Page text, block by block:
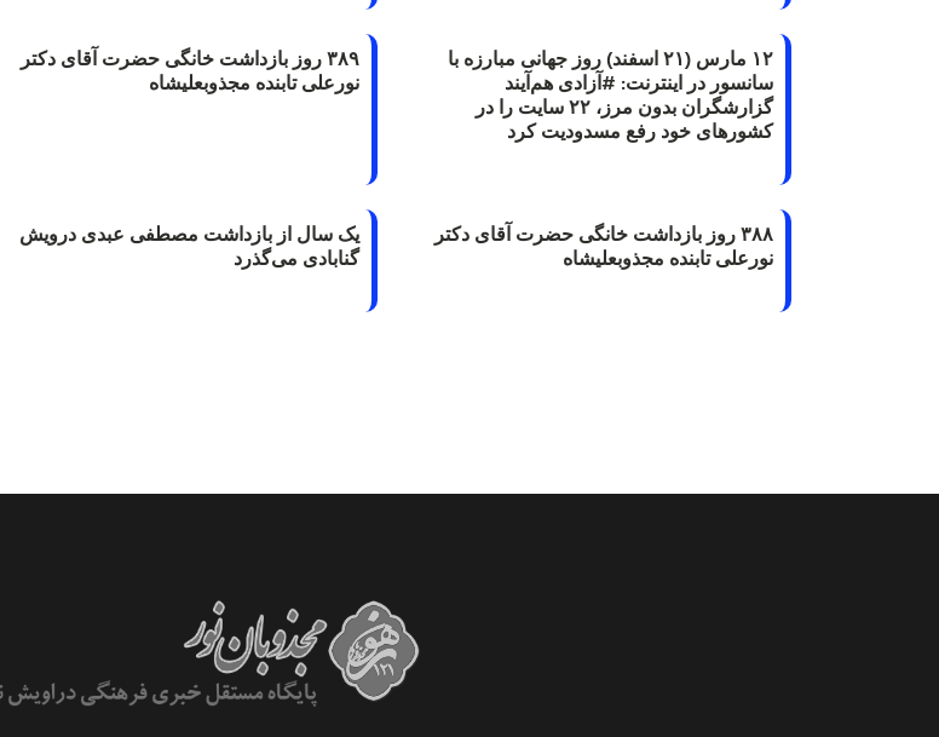
۱۲ مارس (۲۱ اسفند) روز جهانی مبارزه با
سانسور در اینترنت: #آزادی هم‌آیند
گزارشگران‌ بدون مرز، ۲۲ سایت را در
کشورهای خود رفع مسدودیت کرد
۳۸۹ روز بازداشت خانگی حضرت آقای دکتر
نورعلی تابنده مجذوبعلیشاه
۳۸۸ روز بازداشت خانگی حضرت آقای دکتر
نورعلی تابنده مجذوبعلیشاه
یک سال از بازداشت مصطفی عبدی درویش
گنابادی می‌گذرد